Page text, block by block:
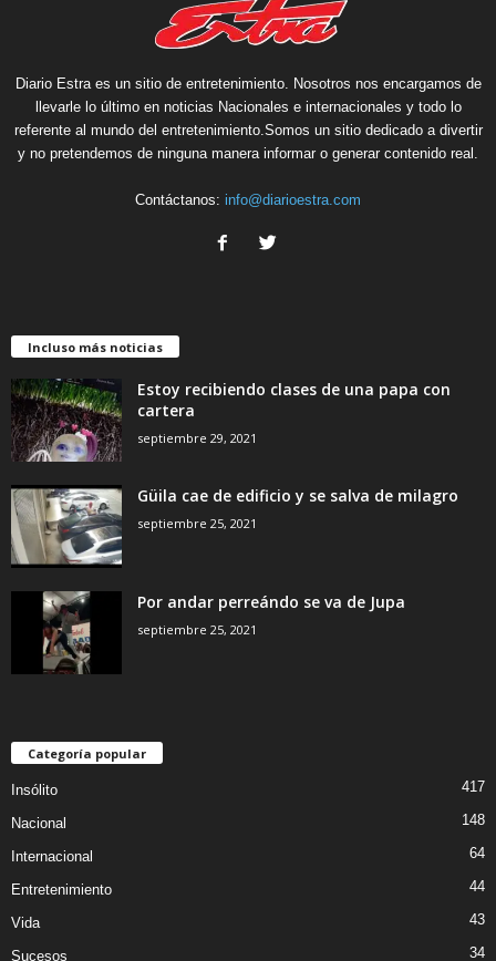
Diario Estra es un sitio de entretenimiento. Nosotros nos encargamos de
llevarle lo último en noticias Nacionales e internacionales y todo lo
referente al mundo del entretenimiento.Somos un sitio dedicado a divertir
y no pretendemos de ninguna manera informar o generar contenido real.
Contáctanos: info@diarioestra.com
Incluso más noticias
Estoy recibiendo clases de una papa con
cartera
septiembre 29, 2021
Güila cae de edificio y se salva de milagro
septiembre 25, 2021
Por andar perreándo se va de Jupa
septiembre 25, 2021
Categoría popular
Insólito 417
Nacional 148
Internacional 64
Entretenimiento 44
Vida 43
Sucesos 34